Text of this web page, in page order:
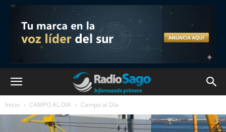
Inicio CAMPO AL DIA Campo al Día